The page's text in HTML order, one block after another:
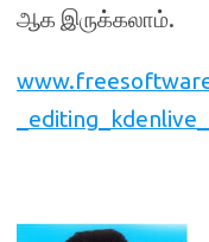
ஆக இருக்கலாம்.